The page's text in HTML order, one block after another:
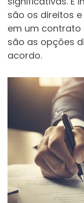
são os direitos
em um contrato
são as opções
acordo.